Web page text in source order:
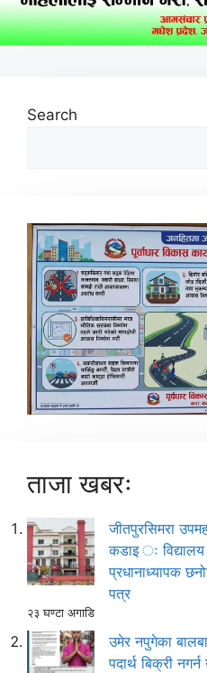
Search
ताजा खबरः
जीतपुरसिमरा
कडाइ ः विद्यालय
प्रधानाध्यापक
पत्र
२३ घण्टा अगाडि
उमेर नपुगेका
पदार्थ बिक्री